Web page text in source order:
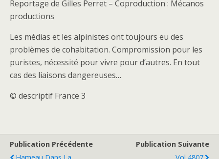
Reportage de Gilles Perret – Coproduction : Mécanos
productions
Les médias et les alpinistes ont toujours eu des
problèmes de cohabitation. Compromission pour les
puristes, nécessité pour vivre pour d’autres. En tout
cas des liaisons dangereuses…
© descriptif France 3
Publication Précédente
Publication Suivante